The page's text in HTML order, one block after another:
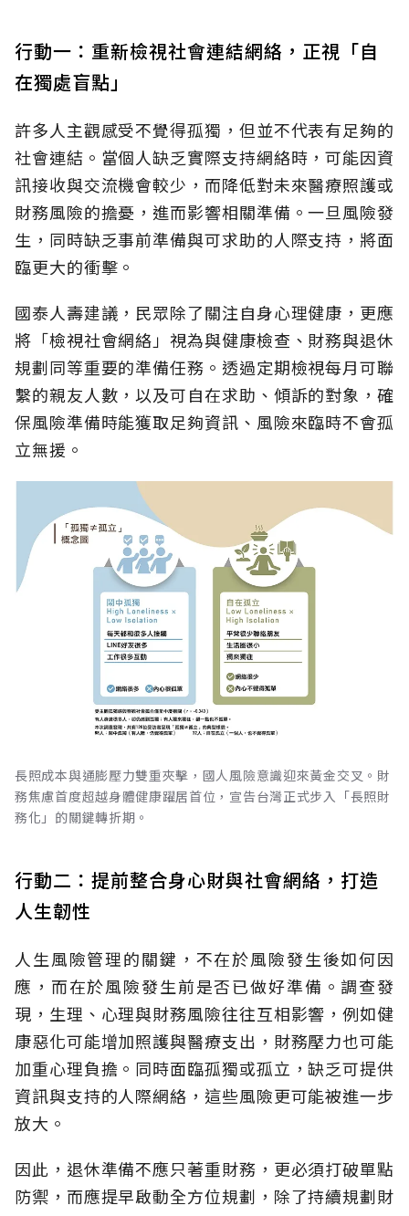
行動一：重新檢視社會連結網絡，正視「自
在獨處盲點」
許多人主觀感受不覺得孤獨，但並不代表有足夠的
社會連結。當個人缺乏實際支持網絡時，可能因資
訊接收與交流機會較少，而降低對未來醫療照護或
財務風險的擔憂，進而影響相關準備。一旦風險發
生，同時缺乏事前準備與可求助的人際支持，將面
臨更大的衝擊。
國泰人壽建議，民眾除了關注自身心理健康，更應
將「檢視社會網絡」視為與健康檢查、財務與退休
規劃同等重要的準備任務。透過定期檢視每月可聯
繫的親友人數，以及可自在求助、傾訴的對象，確
保風險準備時能獲取足夠資訊、風險來臨時不會孤
立無援。
長照成本與通膨壓力雙重夾擊，國人風險意識迎來黃金交叉。財
務焦慮首度超越身體健康躍居首位，宣告台灣正式步入「長照財
務化」的關鍵轉折期。
行動二：提前整合身心財與社會網絡，打造
人生韌性
人生風險管理的關鍵，不在於風險發生後如何因
應，而在於風險發生前是否已做好準備。調查發
現，生理、心理與財務風險往往互相影響，例如健
康惡化可能增加照護與醫療支出，財務壓力也可能
加重心理負擔。同時面臨孤獨或孤立，缺乏可提供
資訊與支持的人際網絡，這些風險更可能被進一步
放大。
因此，退休準備不應只著重財務，更必須打破單點
防禦，而應提早啟動全方位規劃，除了持續規劃財